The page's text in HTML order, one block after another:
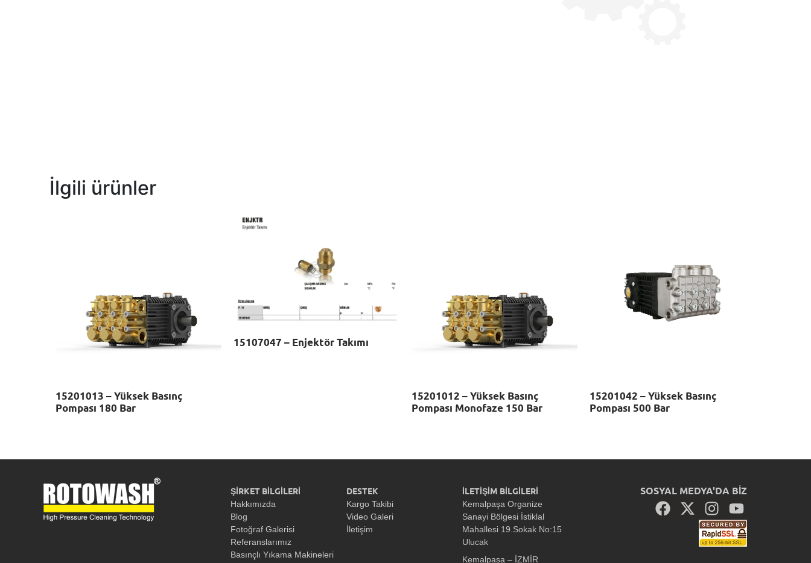
İlgili ürünler
15201013 – Yüksek Basınç
Pompası 180 Bar
15107047 – Enjektör Takımı
15201012 – Yüksek Basınç
Pompası Monofaze 150 Bar
15201042 – Yüksek Basınç
Pompası 500 Bar
ŞİRKET BİLGİLERİ
Hakkımızda
Blog
Fotoğraf Galerisi
Referanslarımız
Basınçlı Yıkama Makineleri
DESTEK
Kargo Takibi
Video Galeri
İletişim
İLETİŞİM BİLGİLERİ
Kemalpaşa Organize
Sanayi Bölgesi İstiklal
Mahallesi 19.Sokak No:15
Ulucak
Kemalpaşa – İZMİR
SOSYAL MEDYA'DA BİZ